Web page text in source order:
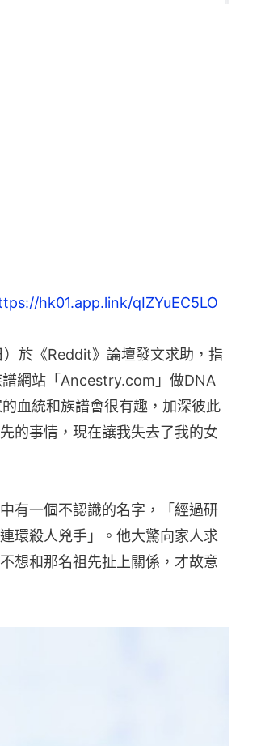
hk01.app.link/qIZYuEC5LO
於《Reddit》論壇發文求助，指
網站「Ancestry.com」做DNA
血統和族譜會很有趣，加深彼此
的事情，現在讓我失去了我的女
有一個不認識的名字，「經過研
環殺人兇手」。他大驚向家人求
想和那名祖先扯上關係，才故意